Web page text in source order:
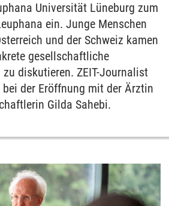
Universität Lüneburg zum
ein. Junge Menschen
und der Schweiz kamen
gesellschaftliche
diskutieren. ZEIT-Journalist
bei der Eröffnung mit der Ärztin
Gilda Sahebi.